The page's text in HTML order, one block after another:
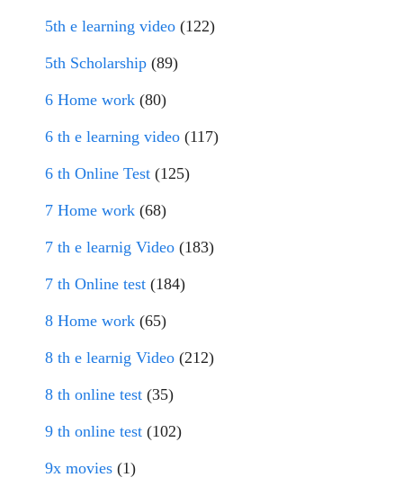
5th e learning video (122)
5th Scholarship (89)
6 Home work (80)
6 th e learning video (117)
6 th Online Test (125)
7 Home work (68)
7 th e learnig Video (183)
7 th Online test (184)
8 Home work (65)
8 th e learnig Video (212)
8 th online test (35)
9 th online test (102)
9x movies (1)